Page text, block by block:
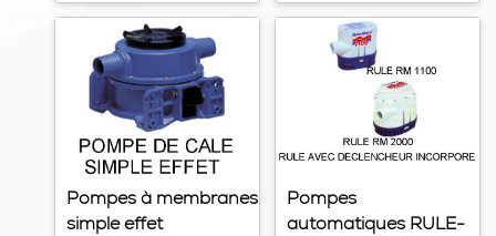
Pompes à membranes
simple effet
Pompes
automatiques RULE-